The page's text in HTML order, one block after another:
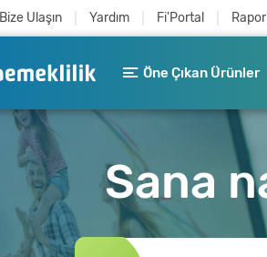
Bize Ulaşın Yardım Fi'Portal
Öne Çıkan Ürünler
Sana